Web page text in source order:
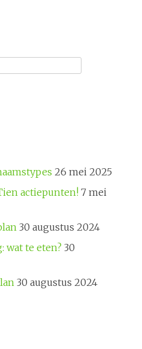
26 mei 2025
actiepunten! 7 mei
30 augustus 2024
wat te eten? 30
30 augustus 2024